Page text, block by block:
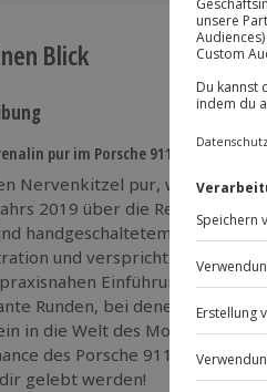
Blick
pur im Porsche 911 GT3!
Nervenkitzel pur, wenn du
2019 über die Rennstrecke
handgeschaltetem Getriebe
und verspricht dir dabei
Einführung nimmst
Runden, bei denen
in die Welt des Motorsports
des Porsche 911 GT3 -
gelebt werden!